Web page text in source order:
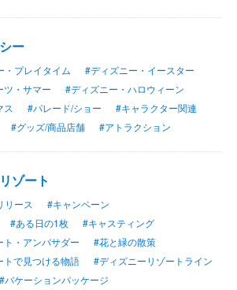
ー
・プレイタイム
#ディズニー・イースター
ツ・サマー
#ディズニー・ハロウィーン
ス
#パレード/ショー
#キャラクター関連
#グッズ/商品店舗 #アトラクション
ゾート
リース
#キャンペーン
#ある日の1枚
#キャスティング
・アンバサダー
#花と緑の散策
トで見つける物語
#ディズニーリゾートライン
#バケーションパッケージ